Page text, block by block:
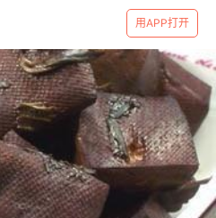
用APP打开